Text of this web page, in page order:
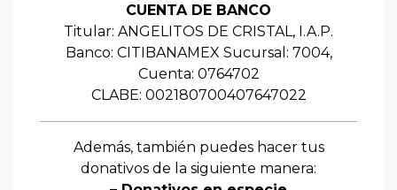
CUENTA DE BANCO
Titular: ANGELITOS DE CRISTAL, I.A.P.
Banco: CITIBANAMEX Sucursal: 7004,
Cuenta: 0764702
CLABE: 002180700407647022
Además, también puedes hacer tus
donativos de la siguiente manera: